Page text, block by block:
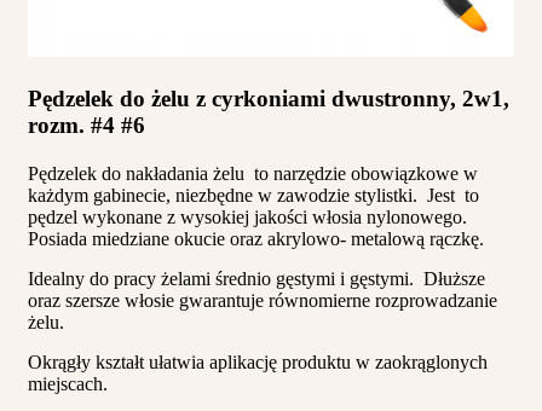
Pędzelek do żelu z cyrkoniami dwustronny, 2w1,
rozm. #4 #6
Pędzelek do nakładania żelu to narzędzie obowiązkowe w
każdym gabinecie, niezbędne w zawodzie stylistki. Jest to
pędzel wykonane z wysokiej jakości włosia nylonowego.
Posiada miedziane okucie oraz akrylowo- metalową rączkę.
Idealny do pracy żelami średnio gęstymi i gęstymi. Dłuższe
oraz szersze włosie gwarantuje równomierne rozprowadzanie
żelu.
Okrągły kształt ułatwia aplikację produktu w zaokrąglonych
miejscach.